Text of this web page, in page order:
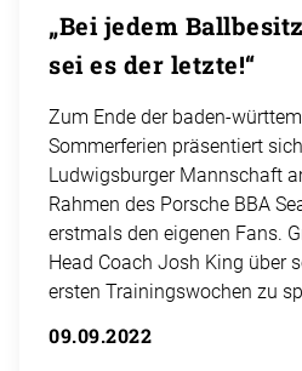
„Bei jedem
sei es der letzte!“
Zum Ende der baden-
Sommerferien präsentiert
Ludwigsburger Mannschaft
Rahmen des Porsche BBA
erstmals den eigenen Fans.
Head Coach Josh King über
ersten Trainingswochen zu
09.09.2022